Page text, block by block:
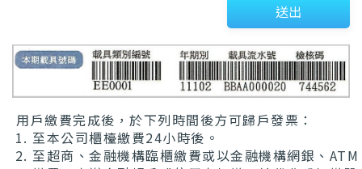
送出
用戶繳費完成後，於下列時間後方可歸戶發票：
至本公司櫃檯繳費24小時後。
至超商、金融機構臨櫃繳費或以金融機構網銀、ATM